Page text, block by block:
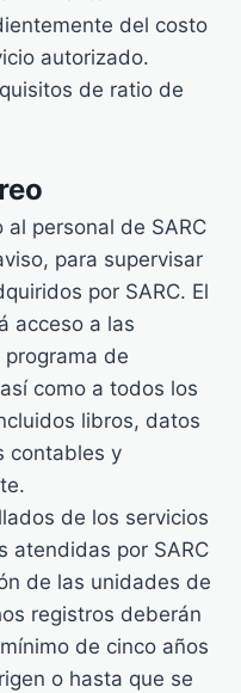
del costo
autorizado.
de ratio de
personal de SARC
para supervisar
por SARC. El
acceso a las
de
como a todos los
libros, datos
contables y
de los servicios
atendidas por SARC
de las unidades de
registros deberán
de cinco años
o hasta que se